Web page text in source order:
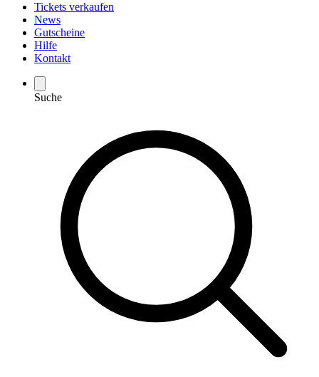
Tickets verkaufen
News
Gutscheine
Hilfe
Kontakt
Suche